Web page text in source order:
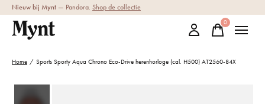
Nieuw bij Mynt — Pandora. Shop de collectie
0items
Home / Sports Sporty Aqua Chrono Eco-Drive herenhorloge (cal. H500) AT2560-84X